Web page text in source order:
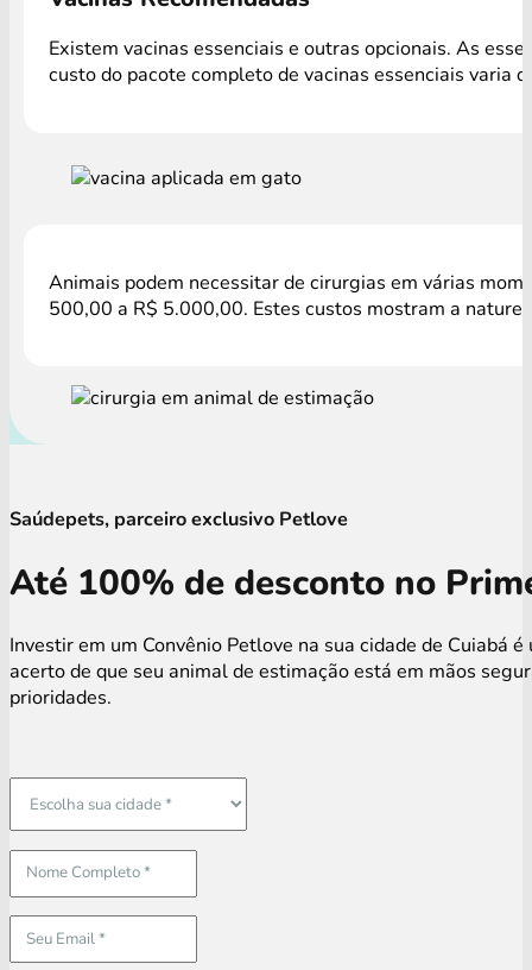
Existem vacinas essenciais e outras opcionais. As
custo do pacote completo de vacinas essenciais varia
Animais podem necessitar de cirurgias em várias
500,00 a R$ 5.000,00. Estes custos mostram a
Saúdepets, parceiro exclusivo Petlove
Até 100% de desconto no
Investir em um Convênio Petlove na sua cidade de Cuiabá
acerto de que seu animal de estimação está em mãos
prioridades.